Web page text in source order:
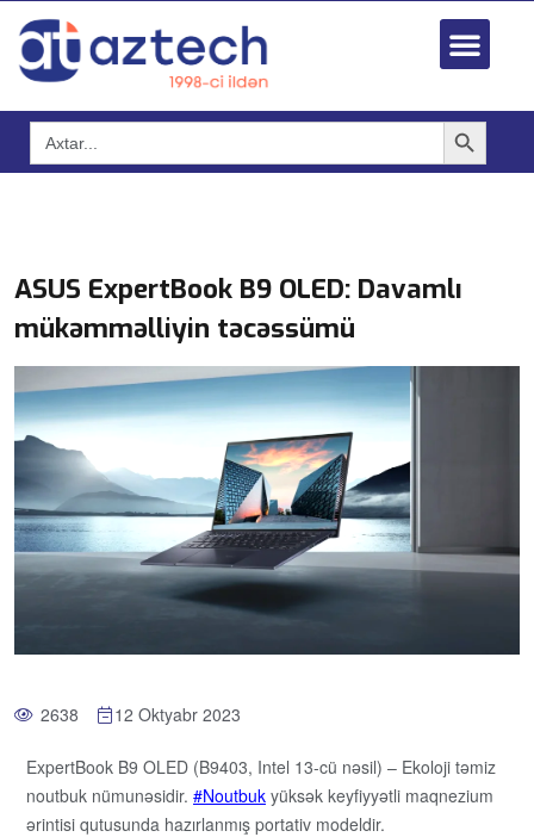
Search
for:
Search Button
ASUS ExpertBook B9 OLED: Davamlı
mükəmməlliyin təcəssümü
2638 12 Oktyabr 2023
ExpertBook B9 OLED (B9403, Intel 13-cü nəsil) – Ekoloji təmiz
noutbuk nümunəsidir.
Noutbuk yüksək keyfiyyətli maqnezium
ərintisi qutusunda hazırlanmış portativ modeldir.